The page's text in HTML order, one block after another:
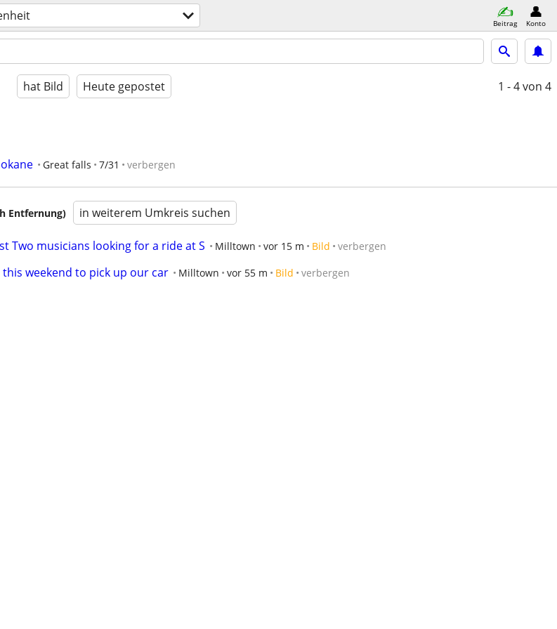
Beitrag Konto
hat Bild Heute gepostet 1 - 4von 4
Great falls 7/31 verbergen
Entfernung) in weiterem Umkreis suchen
Two musicians looking for a ride at S Milltown vor 15 m Bild verbergen
weekend to pick up our car Milltown vor 55 m Bild verbergen